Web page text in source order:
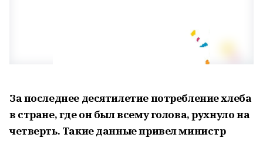
За последнее десятилетие потребление хлеба
в стране, где он был всему голова, рухнуло на
четверть. Такие данные привел министр